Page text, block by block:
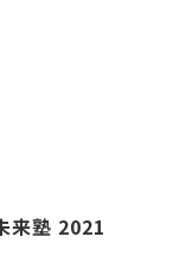
来塾 2021